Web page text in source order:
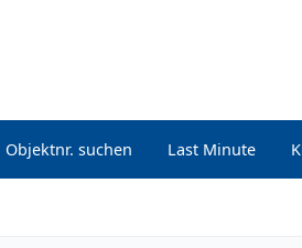
Objektnr. suchen Last Minute